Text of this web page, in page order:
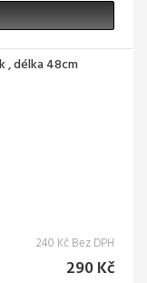
, délka 48cm
240 Kč Bez DPH
290 Kč